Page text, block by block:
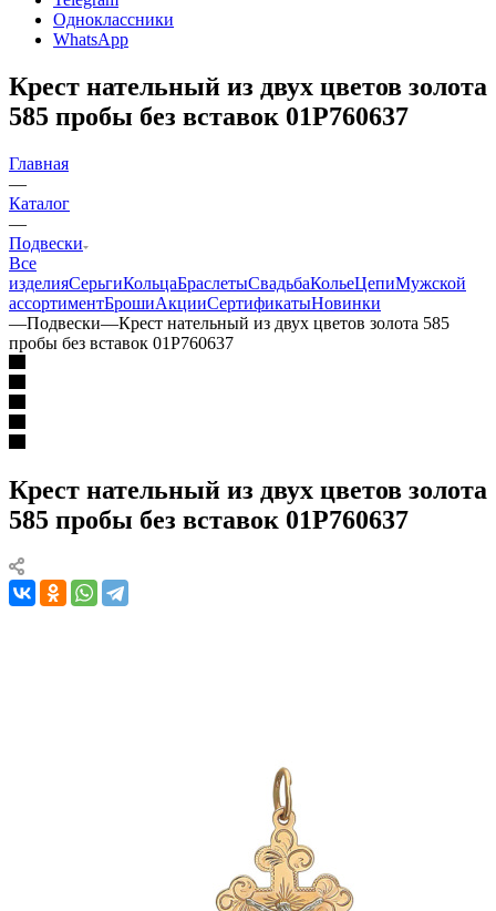
Одноклассники
WhatsApp
Крест нательный из двух цветов золота
585 пробы без вставок 01Р760637
Главная
—
Каталог
—
Подвески
Все
изделияСерьгиКольцаБраслетыСвадьбаКольеЦепиМужской
ассортиментБрошиАкцииСертификатыНовинки
—Подвески—Крест нательный из двух цветов золота 585
пробы без вставок 01Р760637
Крест нательный из двух цветов золота
585 пробы без вставок 01Р760637